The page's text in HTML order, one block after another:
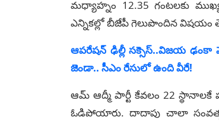
మధ్యాహ్నం 12.35 గంటలకు
ఎన్నికల్లో బీజేపీ గెలుపొందిన విషయం
ఆపరేషన్ ఢిల్లీ సక్సెస్..విజయ
జెండా.. సీఎం రేసులో ఉంది వీరే!
ఆమ్‌ ఆద్మీ పార్టీ కేవలం 22
ఓడిపోయారు. దాదాపు చాలా